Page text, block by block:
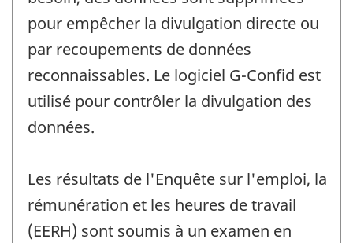
pour empêcher la divulgation directe ou
par recoupements de données
reconnaissables. Le logiciel G-Confid est
utilisé pour contrôler la divulgation des
données.
Les résultats de l'Enquête sur l'emploi, la
rémunération et les heures de travail
(EERH) sont soumis à un examen en